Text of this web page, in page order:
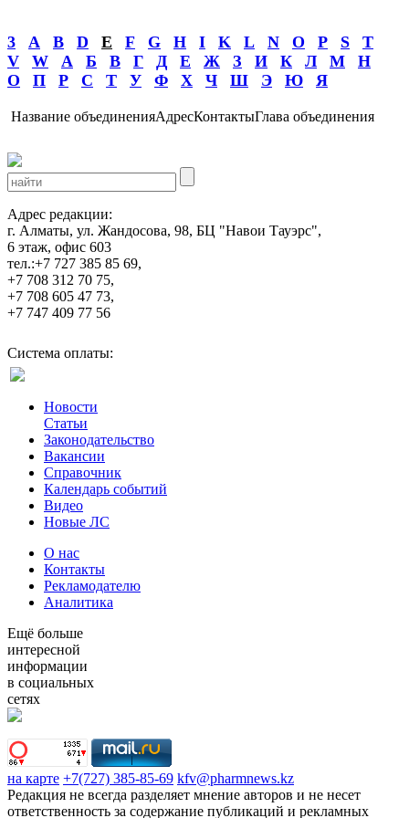
3 A B D E F G H I K L N O P S
T
V
W А Б В Г Д Е Ж З И К Л М
Н
О
П Р С Т У Ф Х Ч Ш Э Ю Я
Название объединенияАдресКонтактыГлава объединения
Адрес редакции:
г. Алматы, ул. Жандосова, 98, БЦ "Навои Тауэрс",
6 этаж, офис 603
тел.:+7 727 385 85 69,
+7 708 312 70 75,
+7 708 605 47 73,
+7 747 409 77 56
Система оплаты:
Новости
Статьи
Законодательство
Вакансии
Справочник
Календарь событий
Видео
Новые ЛС
О нас
Контакты
Рекламодателю
Аналитика
Ещё больше
интересной
информации
в социальных
сетях
на карте +7(727) 385-85-69 kfv@pharmnews.kz
Редакция не всегда разделяет мнение авторов и не несет
ответственность за содержание публикаций и рекламных